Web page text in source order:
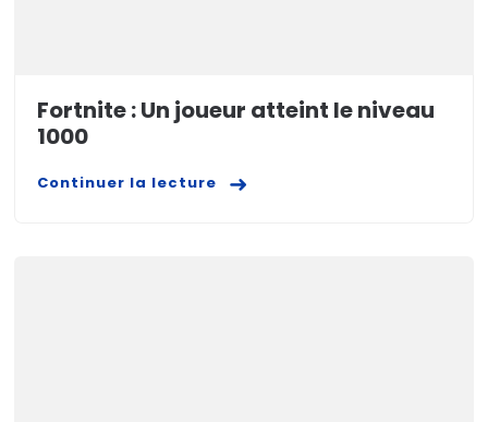
Fortnite : Un joueur atteint le niveau
1000
Continuer la lecture